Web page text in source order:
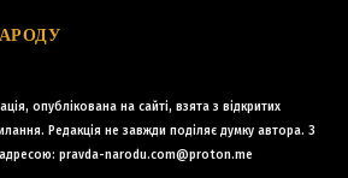
опублікована на сайті, взята з відкритих
Редакція не завжди поділяє думку автора. З
адресою: pravda-narodu.com@proton.me